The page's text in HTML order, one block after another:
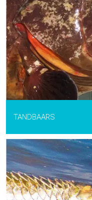
TANDBAARS